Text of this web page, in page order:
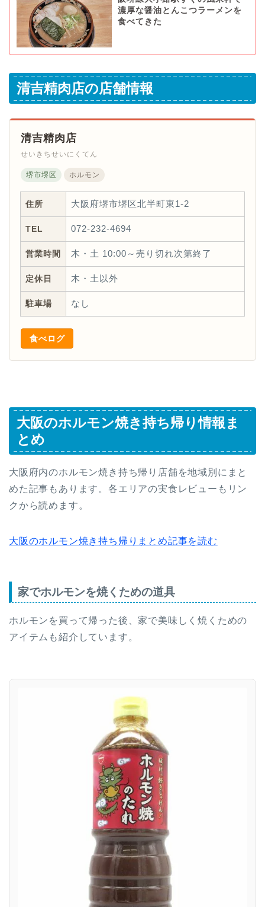
濃厚な醤油とんこつラーメンを
食べてきた
清吉精肉店の店舗情報
清吉精肉店
せいきちせいにくてん
堺市堺区 ホルモン
住所 大阪府堺市堺区北半町東1-2
TEL 072-232-4694
営業時間 木・土 10:00～売り切れ次第終了
定休日 木・土以外
駐車場 なし
食べログ
大阪のホルモン焼き持ち帰り情報ま
とめ
大阪府内のホルモン焼き持ち帰り店舗を地域別にまと
めた記事もあります。各エリアの実食レビューもリン
クから読めます。
大阪のホルモン焼き持ち帰りまとめ記事を読む
家でホルモンを焼くための道具
ホルモンを買って帰った後、家で美味しく焼くための
アイテムも紹介しています。